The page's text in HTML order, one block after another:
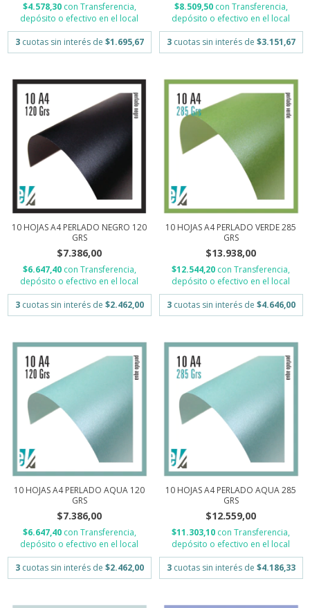
$4.578,30 con Transferencia,
depósito o efectivo en el local
3 cuotas sin interés de $1.695,67
$8.509,50 con Transferencia,
depósito o efectivo en el local
3 cuotas sin interés de $3.151,67
10 HOJAS A4 PERLADO NEGRO 120
GRS
$7.386,00
$6.647,40 con Transferencia,
depósito o efectivo en el local
3 cuotas sin interés de $2.462,00
10 HOJAS A4 PERLADO VERDE 285
GRS
$13.938,00
$12.544,20 con Transferencia,
depósito o efectivo en el local
3 cuotas sin interés de $4.646,00
10 HOJAS A4 PERLADO AQUA 120
GRS
$7.386,00
$6.647,40 con Transferencia,
depósito o efectivo en el local
3 cuotas sin interés de $2.462,00
10 HOJAS A4 PERLADO AQUA 285
GRS
$12.559,00
$11.303,10 con Transferencia,
depósito o efectivo en el local
3 cuotas sin interés de $4.186,33